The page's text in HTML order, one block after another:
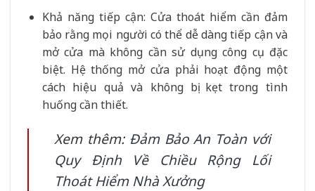
Khả năng tiếp cận: Cửa thoát hiểm cần đảm
bảo rằng mọi người có thể dễ dàng tiếp cận và
mở cửa mà không cần sử dụng công cụ đặc
biệt. Hệ thống mở cửa phải hoạt động một
cách hiệu quả và không bị kẹt trong tình
huống cần thiết.
Xem thêm: Đảm Bảo An Toàn với
Quy Định Về Chiều Rộng Lối
Thoát Hiểm Nhà Xưởng